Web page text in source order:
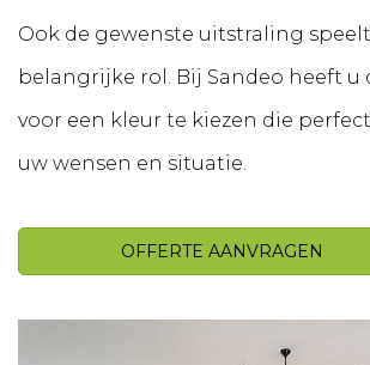
Ook de gewenste uitstraling
belangrijke rol. Bij Sandeo heeft u
voor een kleur te kiezen die
uw wensen en situatie.
OFFERTE AANVRAGEN